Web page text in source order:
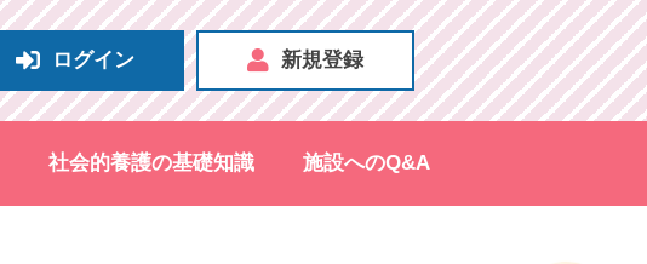
ログイン 新規登録
社会的養護の基礎知識 施設へのQ&A